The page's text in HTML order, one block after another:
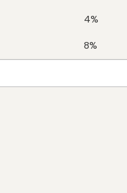
4%
8%